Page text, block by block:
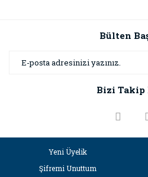
Görüş ve önerileriniz için teşekkür
Ürün resmi kalitesiz, bozuk veya
Ürün bilgilerinde hatalar
Bülten
Bizi Takip
Yeni Üyelik
Şifremi Unuttum